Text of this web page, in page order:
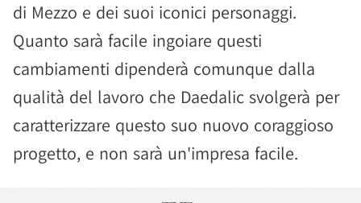
di Mezzo e dei suoi iconici personaggi.
Quanto sarà facile ingoiare questi
cambiamenti dipenderà comunque dalla
qualità del lavoro che Daedalic svolgerà per
caratterizzare questo suo nuovo coraggioso
progetto, e non sarà un'impresa facile.